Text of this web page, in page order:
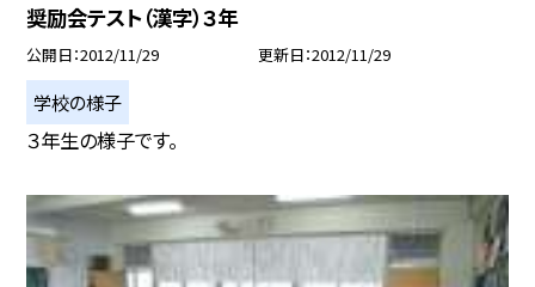
奨励会テスト（漢字）３年
公開日 2012/11/29 更新日 2012/11/29
学校の様子
３年生の様子です。